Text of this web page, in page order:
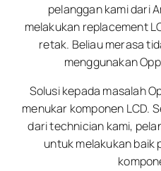
pelanggan kami dari
melakukan replacement
retak. Beliau merasa
menggunakan
Solusi kepada masalah
menukar komponen LCD.
dari technician kami,
untuk melakukan baik